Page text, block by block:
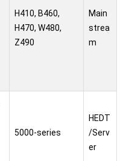
H410, B460,
H470, W480,
Z490
Main
strea
m
5000-series
HEDT
/Serv
er